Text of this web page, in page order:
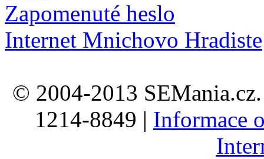
Zapomenuté heslo
Internet Mnichovo Hradiste
© 2004-2013
1214-8849 | Informace